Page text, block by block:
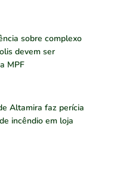
sobre complexo
devem ser
MPF
Altamira faz perícia
incêndio em loja